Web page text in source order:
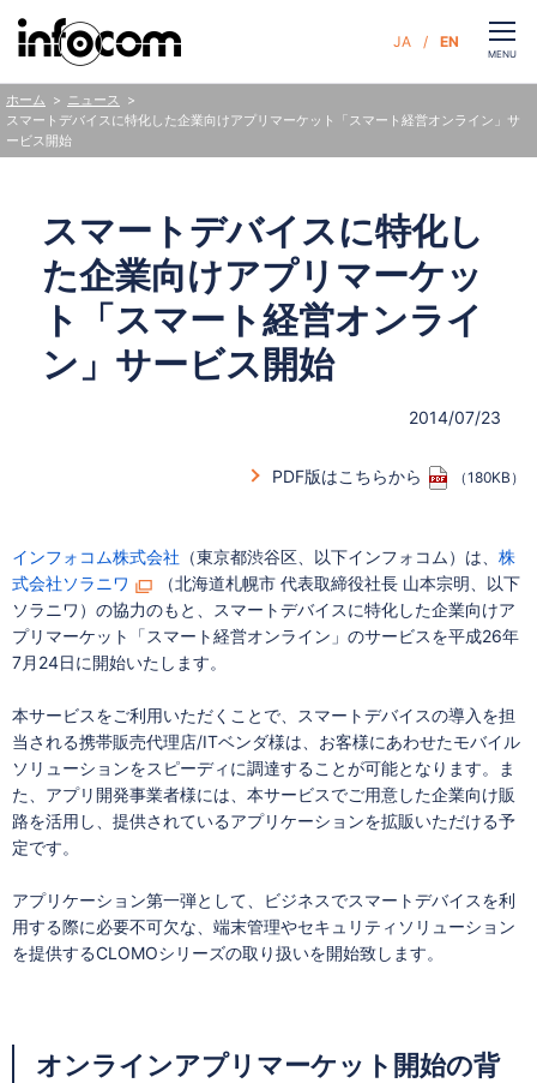
CLOSE
MENU
ニュース
スマートデバイスに特化した企業向けアプリマーケット「スマート経営オンライン」サ
ービス開始
スマートデバイスに特化し
た企業向けアプリマーケッ
ト「スマート経営オンライ
ン」サービス開始
2014/07/23
PDF版はこちらから （180KB）
インフォコム株式会社 （東京都渋谷区、以下インフォコム）は、 株
式会社ソラニワ
（北海道札幌市 代表取締役社長 山本宗明、以下
ソラニワ）の協力のもと、スマートデバイスに特化した企業向けア
プリマーケット「スマート経営オンライン」のサービスを平成26年
7月24日に開始いたします。
本サービスをご利用いただくことで、スマートデバイスの導入を担
当される携帯販売代理店/ITベンダ様は、お客様にあわせたモバイル
ソリューションをスピーディに調達することが可能となります。ま
た、アプリ開発事業者様には、本サービスでご用意した企業向け販
路を活用し、提供されているアプリケーションを拡販いただける予
定です。
アプリケーション第一弾として、ビジネスでスマートデバイスを利
用する際に必要不可欠な、端末管理やセキュリティソリューション
を提供するCLOMOシリーズの取り扱いを開始致します。
オンラインアプリマーケット開始の背
JA EN
ホーム
企業情報
サステナビリティ
ニュース